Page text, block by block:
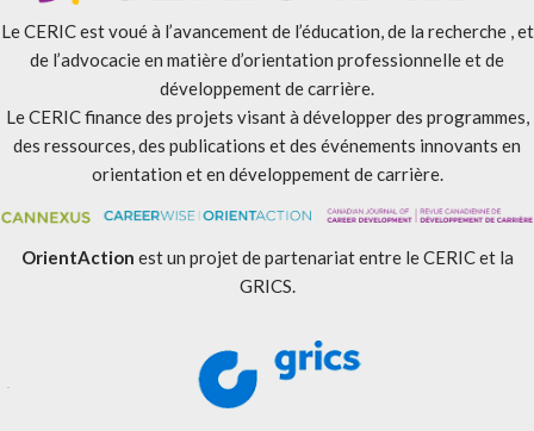
Le CERIC est voué à l’avancement de l’éducation, de la recherche , et
de l’advocacie en matière d’orientation professionnelle et de
développement de carrière.
Le CERIC finance des projets visant à développer des programmes,
des ressources, des publications et des événements innovants en
orientation et en développement de carrière.
OrientAction est un projet de partenariat entre le CERIC et la
GRICS.